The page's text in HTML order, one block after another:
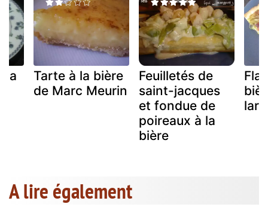
la
Tarte à la bière
de Marc Meurin
Feuilletés de
saint-jacques
et fondue de
poireaux à la
bière
A lire également